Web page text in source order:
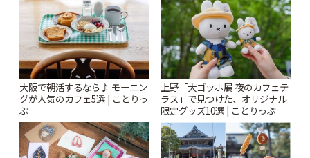
大阪で朝活するなら♪ モーニン
グが人気のカフェ5選 | ことりっ
ぷ
上野「大ゴッホ展 夜のカフェテ
ラス」で見つけた、オリジナル
限定グッズ10選 | ことりっぷ